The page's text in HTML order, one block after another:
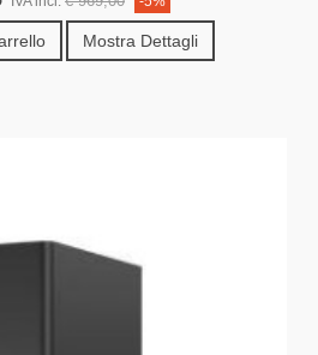
Mostra Dettagli